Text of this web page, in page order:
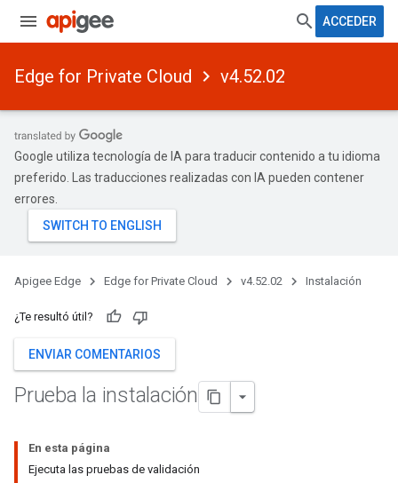
ACCEDER
Edge for Private Cloud v4.52.02
Google utiliza tecnología de IA para traducir contenido a tu idioma
preferido. Las traducciones realizadas con IA pueden contener
errores.
Apigee Edge Edge for Private Cloud v4.52.02 Instalación
¿Te resultó útil?
ENVIAR COMENTARIOS
Prueba la instalación
En esta página
Ejecuta las pruebas de validación